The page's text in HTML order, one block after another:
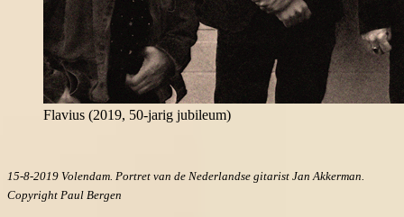
Flavius (2019, 50-jarig jubileum)
15-8-2019 Volendam. Portret van de Nederlandse gitarist Jan Akkerman.
Copyright Paul Bergen